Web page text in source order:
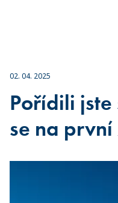
02. 04. 2025
Pořídili
se na